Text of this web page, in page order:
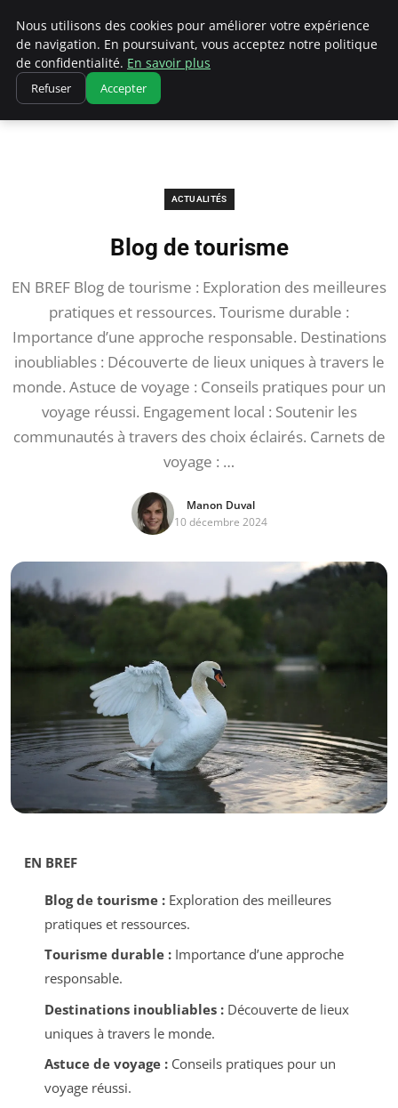
Correze Co
Accueil Actualités Blog de tourisme
ACTUALITÉS
Blog de tourisme
EN BREF Blog de tourisme : Exploration des meilleures
pratiques et ressources. Tourisme durable :
Importance d’une approche responsable. Destinations
inoubliables : Découverte de lieux uniques à travers le
monde. Astuce de voyage : Conseils pratiques pour un
voyage réussi. Engagement local : Soutenir les
communautés à travers des choix éclairés. Carnets de
voyage : …
Manon Duval
10 décembre 2024
EN BREF
Blog de tourisme :Exploration des meilleures
pratiques et ressources.
Tourisme durable :Importance d’une approche
responsable.
Destinations inoubliables :Découverte de lieux
uniques à travers le monde.
Astuce de voyage :Conseils pratiques pour un
voyage réussi.
Nous utilisons des cookies pour améliorer votre expérience
de navigation. En poursuivant, vous acceptez notre politique
de confidentialité. En savoir plus
Refuser Accepter